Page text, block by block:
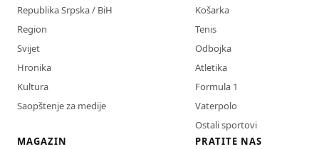
Republika Srpska / BiH
Region
Svijet
Hronika
Kultura
Saopštenje za medije
Košarka
Tenis
Odbojka
Atletika
Formula 1
Vaterpolo
Ostali sportovi
MAGAZIN
PRATITE NAS